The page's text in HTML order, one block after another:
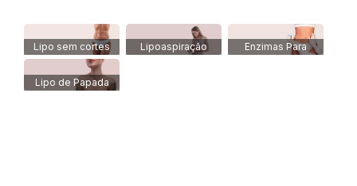
Lipo sem cortes Lipoaspiração
Enzimas Para
Lipo de Papada